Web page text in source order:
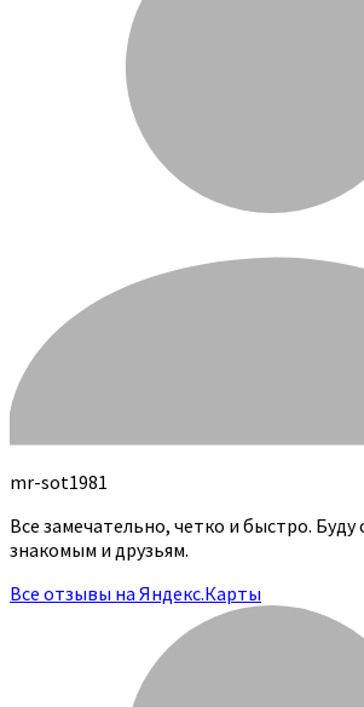
mr-sot1981
Все замечательно, четко и быстро. Буду
знакомым и друзьям.
Все отзывы на Яндекс.Карты